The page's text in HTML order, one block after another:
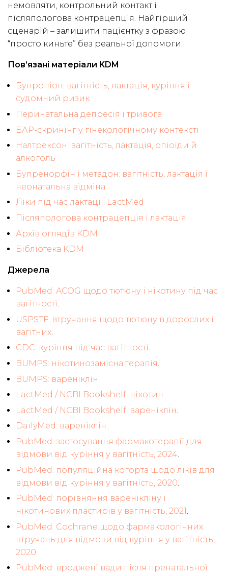
немовляти, контрольний контакт і
післяпологова контрацепція. Найгірший
сценарій – залишити пацієнтку з фразою
“просто киньте” без реальної допомоги.
Пов’язані матеріали KDM
Бупропіон: вагітність, лактація, куріння і
судомний ризик
Перинатальна депресія і тривога
БАР-скринінг у гінекологічному контексті
Налтрексон: вагітність, лактація, опіоїди й
алкоголь
Бупренорфін і метадон: вагітність, лактація і
неонатальна відміна
Ліки під час лактації: LactMed
Післяпологова контрацепція і лактація
Архів оглядів KDM
Бібліотека KDM
Джерела
PubMed: ACOG щодо тютюну і нікотину під час
вагітності.
USPSTF: втручання щодо тютюну в дорослих і
вагітних
CDC: куріння під час вагітності.
BUMPS: нікотинозамісна терапія.
BUMPS: вареніклін
LactMed / NCBI Bookshelf: нікотин.
LactMed / NCBI Bookshelf: вареніклін
DailyMed: вареніклін.
PubMed: застосування фармакотерапії для
відмови від куріння у вагітність, 2024.
PubMed: популяційна когорта щодо ліків для
відмови від куріння у вагітність, 2020
PubMed: порівняння варенікліну і
нікотинових пластирів у вагітність, 2021.
PubMed: Cochrane щодо фармакологічних
втручань для відмови від куріння у вагітність,
2020
PubMed: вроджені вади після пренатальної